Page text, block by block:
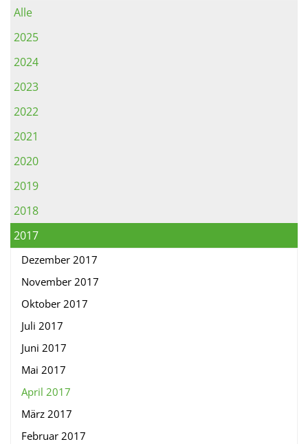
Alle
2025
2024
2023
2022
2021
2020
2019
2018
2017
Dezember 2017
November 2017
Oktober 2017
Juli 2017
Juni 2017
Mai 2017
April 2017
März 2017
Februar 2017